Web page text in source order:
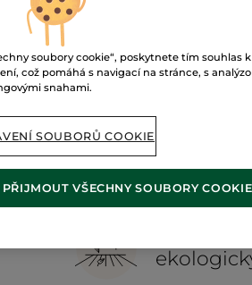
soubory cookie“, poskytnete tím souhlas k
což pomáhá s navigací na stránce, s
snahami.
SOUBORŮ COOKIE
PŘIJMOUT VŠECHNY SOUBORY COOKIE